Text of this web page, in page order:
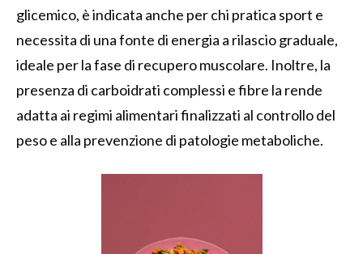
glicemico, è indicata anche per chi pratica sport e
necessita di una fonte di energia a rilascio graduale,
ideale per la fase di recupero muscolare. Inoltre, la
presenza di carboidrati complessi e fibre la rende
adatta ai regimi alimentari finalizzati al controllo del
peso e alla prevenzione di patologie metaboliche.